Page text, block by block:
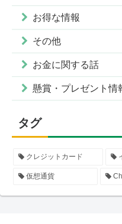
お得な情報
その他
お金に関する話
懸賞・プレゼント情
タグ
クレジットカード
仮想通貨